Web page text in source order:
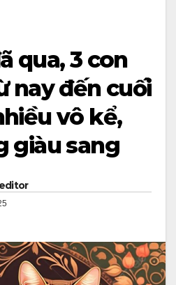
qua, 3 con
nay đến cuối
vô kể,
giàu sang